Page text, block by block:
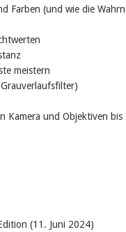
Farben (und wie die
meistern
und Objektiven bis
(11. Juni 2024)